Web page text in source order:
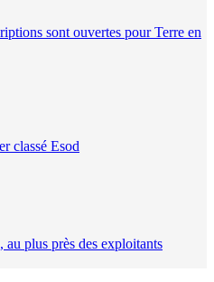
sont ouvertes pour Terre en
classé Esod
au plus près des exploitants